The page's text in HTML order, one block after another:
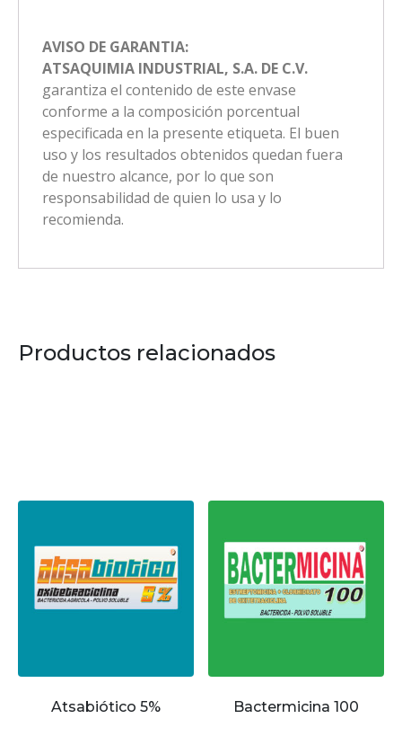
AVISO DE GARANTIA:
ATSAQUIMIA INDUSTRIAL, S.A. DE C.V.
garantiza el contenido de este envase
conforme a la composición porcentual
especificada en la presente etiqueta. El buen
uso y los resultados obtenidos quedan fuera
de nuestro alcance, por lo que son
responsabilidad de quien lo usa y lo
recomienda.
Productos relacionados
Atsabiótico 5% Bactermicina 100